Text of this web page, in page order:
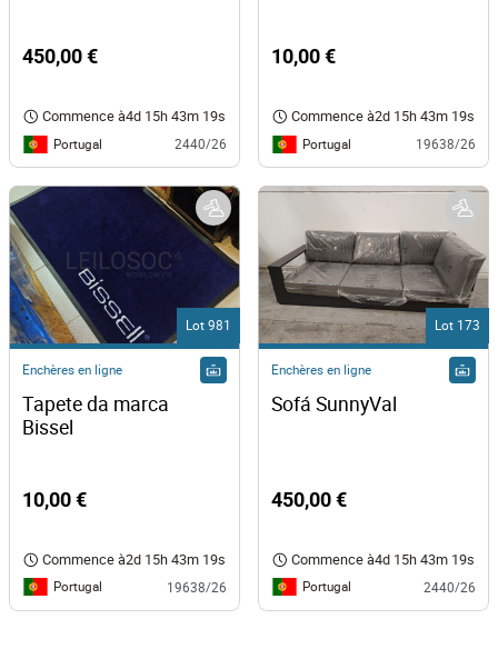
450,00 €
Commence à4d 15h 43m 19s
Portugal 2440/26
10,00 €
Commence à2d 15h 43m 19s
Portugal 19638/26
Lot 981
Enchères en ligne
Tapete da marca
10,00 €
Commence à2d 15h 43m 19s
Portugal 19638/26
Lot 173
Enchères en ligne
450,00 €
Commence à4d 15h 43m 19s
Portugal 2440/26